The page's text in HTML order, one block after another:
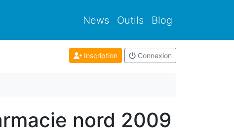
News Outils Blog
Inscription Connexion
nord 2009